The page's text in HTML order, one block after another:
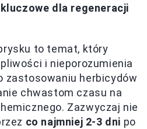
dla regeneracji
to temat, który
i nieporozumienia
zastosowaniu herbicydów
chwastom czasu na
Zazwyczaj nie
co najmniej 2-3 dni po